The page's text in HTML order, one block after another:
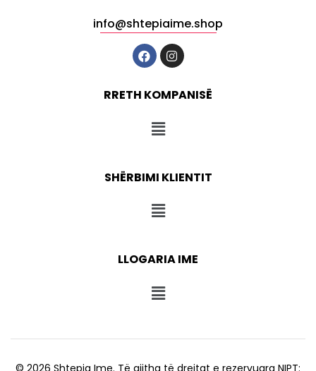
info@shtepiaime.shop
RRETH KOMPANISË
SHËRBIMI KLIENTIT
LLOGARIA IME